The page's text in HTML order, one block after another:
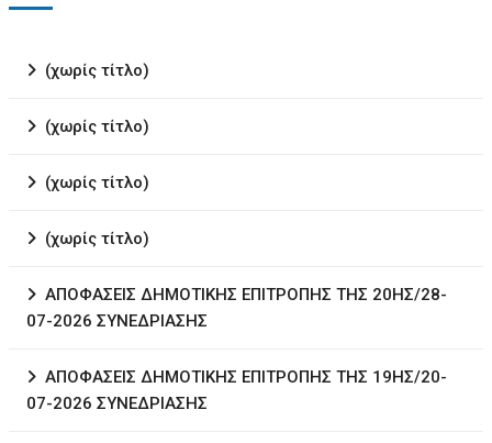
(χωρίς τίτλο)
(χωρίς τίτλο)
(χωρίς τίτλο)
(χωρίς τίτλο)
ΑΠΟΦΑΣΕΙΣ ΔΗΜΟΤΙΚΗΣ ΕΠΙΤΡΟΠΗΣ ΤΗΣ 20ΗΣ/28-
07-2026 ΣΥΝΕΔΡΙΑΣΗΣ
ΑΠΟΦΑΣΕΙΣ ΔΗΜΟΤΙΚΗΣ ΕΠΙΤΡΟΠΗΣ ΤΗΣ 19ΗΣ/20-
07-2026 ΣΥΝΕΔΡΙΑΣΗΣ